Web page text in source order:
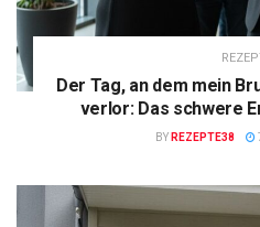
Der Tag, an dem mein
verlor: Das schwere
BY REZEPTE38